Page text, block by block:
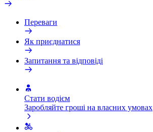
Переваги
Як приєднатися
Запитання та відповіді
Стати водієм
Заробляйте гроші на власних умовах